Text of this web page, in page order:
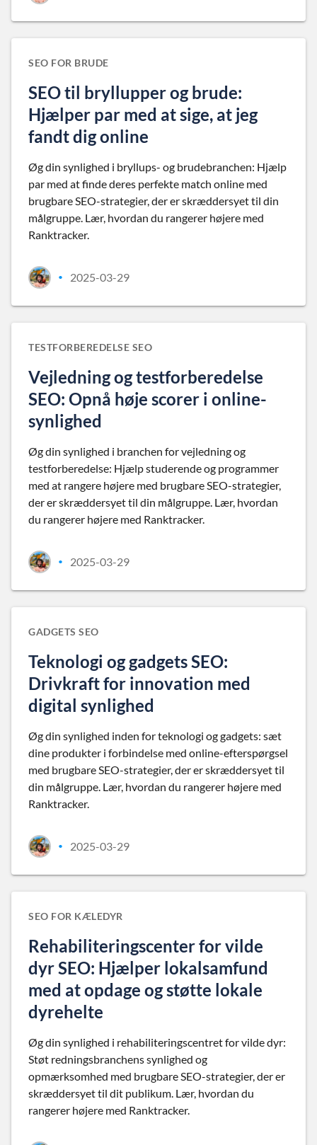
SEO FOR BRUDE
SEO til bryllupper og brude:
Hjælper par med at sige, at jeg
fandt dig online
Øg din synlighed i bryllups- og brudebranchen: Hjælp
par med at finde deres perfekte match online med
brugbare SEO-strategier, der er skræddersyet til din
målgruppe. Lær, hvordan du rangerer højere med
Ranktracker.
• 2025-03-29
TESTFORBEREDELSE SEO
Vejledning og testforberedelse
SEO: Opnå høje scorer i online-
synlighed
Øg din synlighed i branchen for vejledning og
testforberedelse: Hjælp studerende og programmer
med at rangere højere med brugbare SEO-strategier,
der er skræddersyet til din målgruppe. Lær, hvordan
du rangerer højere med Ranktracker.
• 2025-03-29
GADGETS SEO
Teknologi og gadgets SEO:
Drivkraft for innovation med
digital synlighed
Øg din synlighed inden for teknologi og gadgets: sæt
dine produkter i forbindelse med online-efterspørgsel
med brugbare SEO-strategier, der er skræddersyet til
din målgruppe. Lær, hvordan du rangerer højere med
Ranktracker.
• 2025-03-29
SEO FOR KÆLEDYR
Rehabiliteringscenter for vilde
dyr SEO: Hjælper lokalsamfund
med at opdage og støtte lokale
dyrehelte
Øg din synlighed i rehabiliteringscentret for vilde dyr:
Støt redningsbranchens synlighed og
opmærksomhed med brugbare SEO-strategier, der er
skræddersyet til dit publikum. Lær, hvordan du
rangerer højere med Ranktracker.